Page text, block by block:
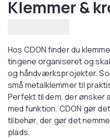
Klemmer &
Hos CDON finder du
tingene organiseret og
og håndværksprojekter.
små metalklemmer til
Perfekt til dem, der ønsker
med funktion. CDON gør
tilbehør, der gør det
plads.